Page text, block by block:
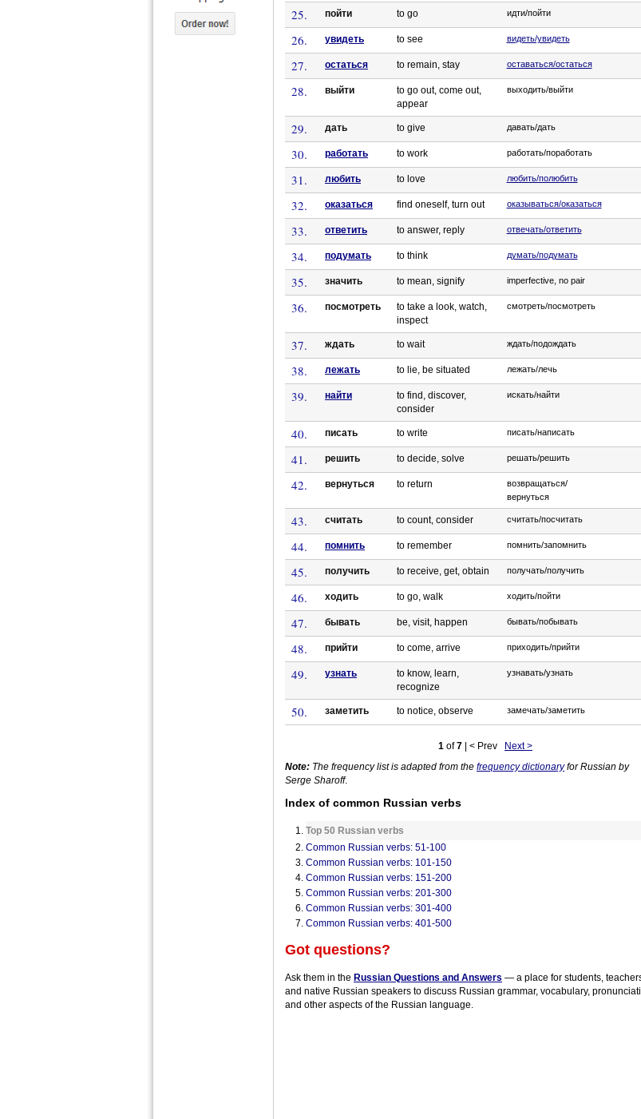
25. пойти to go идти/пойти
26. увидеть to see видеть/увидеть
27. остаться to remain, stay оставаться/остаться
28. выйти
to go out, come out,
appear
выходить/выйти
29. дать to give давать/дать
30. работать to work работать/поработать
31. любить to love любить/полюбить
32. оказаться find oneself, turn out оказываться/оказаться
33. ответить to answer, reply отвечать/ответить
34. подумать to think думать/подумать
35. значить to mean, signify imperfective, no pair
36. посмотреть
to take a look, watch,
inspect
смотреть/посмотреть
37. ждать to wait ждать/подождать
38. лежать to lie, be situated лежать/лечь
39. найти
to find, discover,
consider
искать/найти
40. писать to write писать/написать
41. решить to decide, solve решать/решить
42. вернуться to return
возвращаться/
вернуться
43. считать to count, consider считать/посчитать
44. помнить to remember помнить/запомнить
45. получить to receive, get, obtain получать/получить
46. ходить to go, walk ходить/пойти
47. бывать be, visit, happen бывать/побывать
48. прийти to come, arrive приходить/прийти
49. узнать
to know, learn,
recognize
узнавать/узнать
50. заметить to notice, observe замечать/заметить
1 of7 | < Prev Next >
Note: The frequency list is adapted from the frequency dictionaryfor Russian by
Serge Sharoff.
Index of common Russian verbs
Top 50 Russian verbs
Common Russian verbs: 51-100
Common Russian verbs: 101-150
Common Russian verbs: 151-200
Common Russian verbs: 201-300
Common Russian verbs: 301-400
Common Russian verbs: 401-500
Got questions?
Ask them in the Russian Questions and Answers — a place for students,
and native Russian speakers to discuss Russian grammar, vocabulary,
and other aspects of the Russian language.